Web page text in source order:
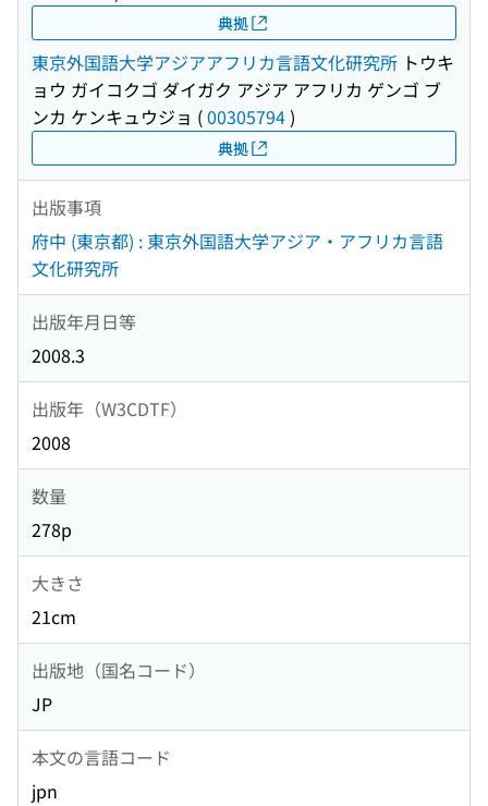
典拠
東京外国語大学アジアアフリカ言語文化研究所 トウキ
ョウ ガイコクゴ ダイガク アジア アフリカ ゲンゴ ブ
ンカ ケンキュウジョ (00305794)
典拠
出版事項
府中 (東京都) : 東京外国語大学アジア・アフリカ言語
文化研究所
出版年月日等
2008.3
出版年（W3CDTF）
2008
数量
278p
大きさ
21cm
出版地（国名コード）
JP
本文の言語コード
jpn